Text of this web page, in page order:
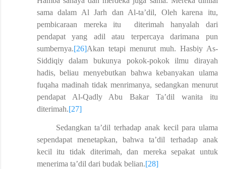
sama dalam Al Jarh dan Al-ta’dil, Oleh karena itu,
pembicaraan mereka itu diterimah hanyalah dari
pendapat yang adil atau terpercaya darimana pun
sumbernya.[26]Akan tetapi menurut muh. Hasbiy As-
Siddiqiy dalam bukunya pokok-pokok ilmu dirayah
hadis, beliau menyebutkan bahwa kebanyakan ulama
fuqaha madinah tidak menrimanya, sedangkan menurut
pendapat Al-Qadly Abu Bakar Ta’dil wanita itu
diterimah.[27]
Sedangkan ta’dil terhadap anak kecil para ulama
sependapat menetapkan, bahwa ta’dil terhadap anak
kecil itu tidak diterimah, dan mereka sepakat untuk
menerima ta’dil dari budak belian.[28]